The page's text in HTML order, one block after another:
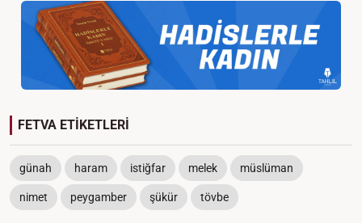
FETVA ETİKETLERİ
günah haram istiğfar melek müslüman
nimet peygamber şükür tövbe